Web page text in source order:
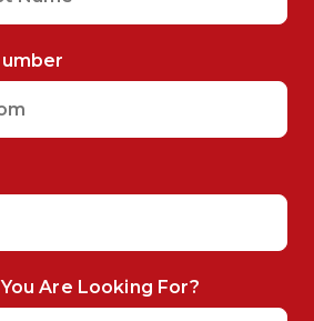
Are Looking For?